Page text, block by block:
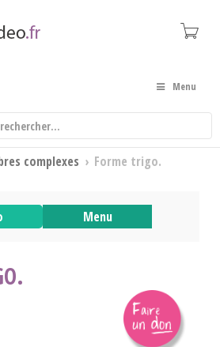
Menu
complexes › Forme trigo.
Menu